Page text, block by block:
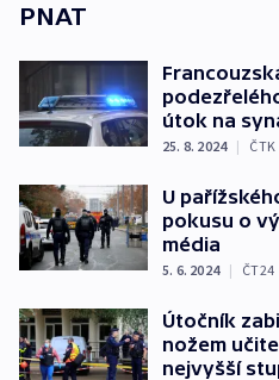
PNAT
útok na
25. 8. 2024 | ČTK
U
pokusu o
média
5. 6. 2024 | ČT24
Útočník
nožem
nejvyšší